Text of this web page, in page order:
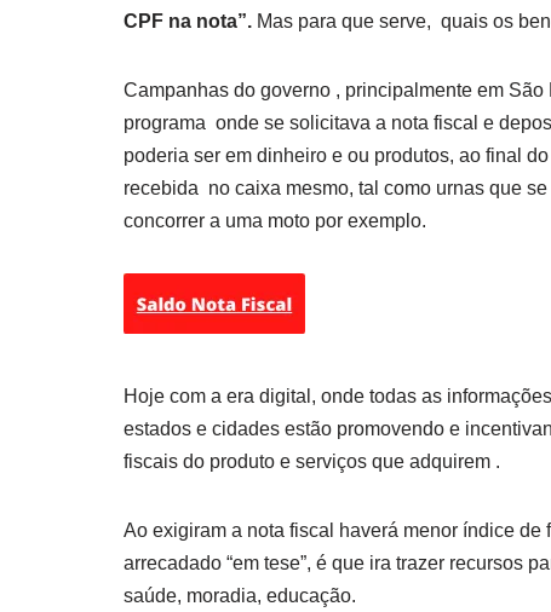
CPF na nota”. Mas para que serve, quais os
Campanhas do governo , principalmente em
programa onde se solicitava a nota fiscal e
poderia ser em dinheiro e ou produtos, ao final
recebida no caixa mesmo, tal como urnas que
concorrer a uma moto por exemplo.
Hoje com a era digital, onde todas as
estados e cidades estão promovendo e
fiscais do produto e serviços que adquirem .
Ao exigiram a nota fiscal haverá menor índice
arrecadado “em tese”, é que ira trazer recursos
saúde, moradia, educação.